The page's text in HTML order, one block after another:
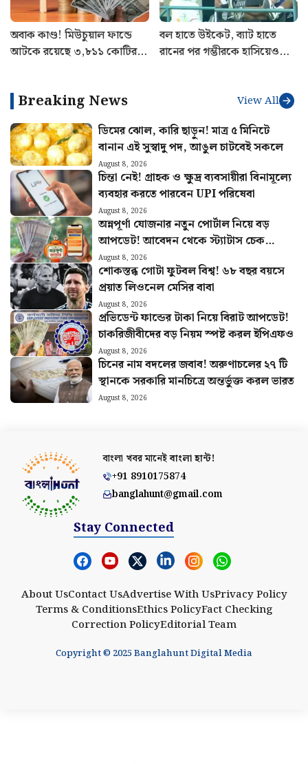
অবাক কাণ্ড! মিউচুয়াল ফান্ডে
আটকে রয়েছে ৩,৮১১ কোটির
বল হাতে উইকেট, ব্যাট হাতে
রানের পর গম্ভীরকে হাসিয়েও
Breaking News View All
ডিমের ঝোল, কারি ছাড়ুন! মাত্র ৫ মিনিটে
বানান এই সুস্বাদু পদ, আঙুল চাটবেই সকলে
August 8, 2026
চিন্তা নেই! গ্রাহক ও ক্ষুদ্র ব্যবসায়ীরা বিনামূল্যে
ব্যবহার করতে পারবেন UPI পরিষেবা
August 8, 2026
অন্নপূর্ণা যোজনার নতুন পোর্টাল নিয়ে বড়
আপডেট! আবেদন থেকে স্ট্যাটাস চেক
কীভাবে জানুন
August 8, 2026
শোকস্তব্ধ গোটা ফুটবল বিশ্ব! ৬৮ বছর বয়সে
প্রয়াত লিওনেল মেসির বাবা
August 8, 2026
প্রভিডেন্ট ফান্ডের টাকা নিয়ে বিরাট আপডেট!
চাকরিজীবীদের বড় নিয়ম স্পষ্ট করল ইপিএফও
August 8, 2026
চিনের নাম বদলের জবাব! অরুণাচলের ২৭ টি
স্থানকে সরকারি মানচিত্রে অন্তর্ভুক্ত করল ভারত
August 8, 2026
বাংলা খবর মানেইবাংলা হান্ট!
+91 8910175874
banglahunt@gmail.com
Stay Connected
About UsContact UsAdvertise With UsPrivacy Policy
Terms & ConditionsEthics PolicyFact Checking
Correction PolicyEditorial Team
Copyright © 2025 Banglahunt Digital Media